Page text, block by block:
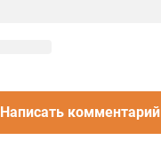
Написать комментарий